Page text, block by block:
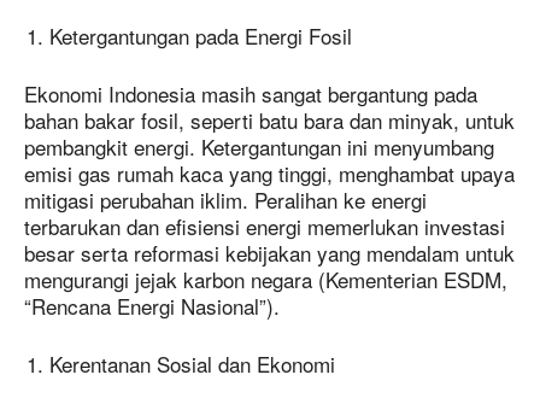
Ketergantungan pada Energi Fosil
Ekonomi Indonesia masih sangat bergantung pada
bahan bakar fosil, seperti batu bara dan minyak, untuk
pembangkit energi. Ketergantungan ini menyumbang
emisi gas rumah kaca yang tinggi, menghambat upaya
mitigasi perubahan iklim. Peralihan ke energi
terbarukan dan efisiensi energi memerlukan investasi
besar serta reformasi kebijakan yang mendalam untuk
mengurangi jejak karbon negara (Kementerian ESDM,
“Rencana Energi Nasional”).
Kerentanan Sosial dan Ekonomi